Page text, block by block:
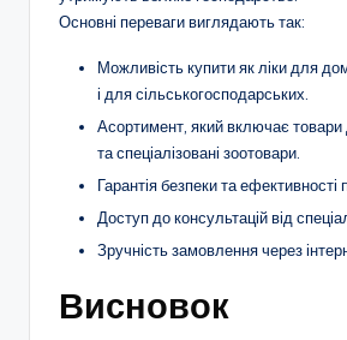
Основні переваги виглядають так:
Можливість купити як ліки для
і для сільськогосподарських.
Асортимент, який включає товари
та спеціалізовані зоотовари.
Гарантія безпеки та ефективності
Доступ до консультацій від
Зручність замовлення через
Висновок